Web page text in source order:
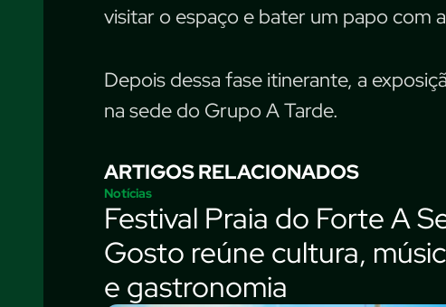
visitar o espaço e bater um papo com
Depois dessa fase itinerante, a
na sede do Grupo A Tarde.
ARTIGOS RELACIONADOS
Notícias
Festival Praia do Forte A
Gosto reúne cultura,
e gastronomia